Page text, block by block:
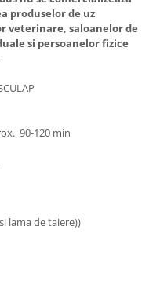
produselor de uz
veterinare, saloanelor de
si persoanelor fizice
90-120 min
lama de taiere))